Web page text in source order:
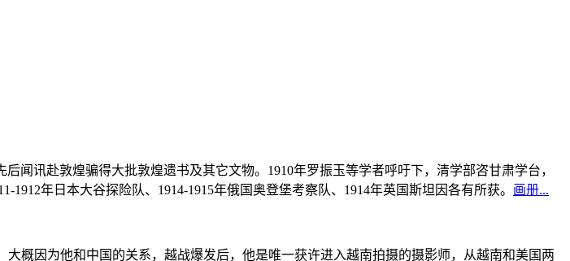
闻讯赴敦煌骗得大批敦煌遗书及其它文物。1910年罗振玉等学者呼吁下，清学部咨甘肃学台，
年日本大谷探险队、1914-1915年俄国奥登堡考察队、1914年英国斯坦因各有所获。 画册...
大概因为他和中国的关系，越战爆发后，他是唯一获许进入越南拍摄的摄影师，从越南和美国两